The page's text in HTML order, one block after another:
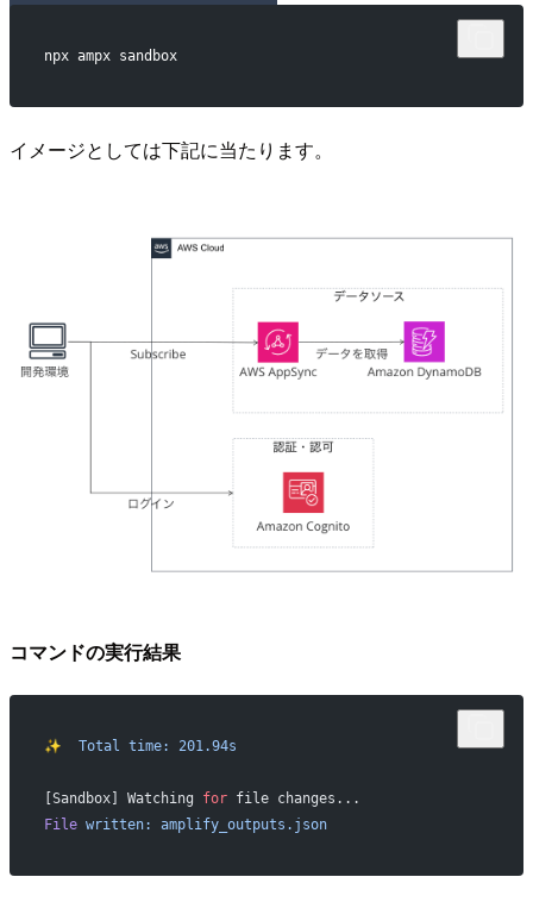
npx ampx sandbox
イメージとしては下記に当たります。
コマンドの実行結果
✨
  Total
time: 201.94s
[Sandbox] Watching for file changes...
File written: amplify_outputs.json